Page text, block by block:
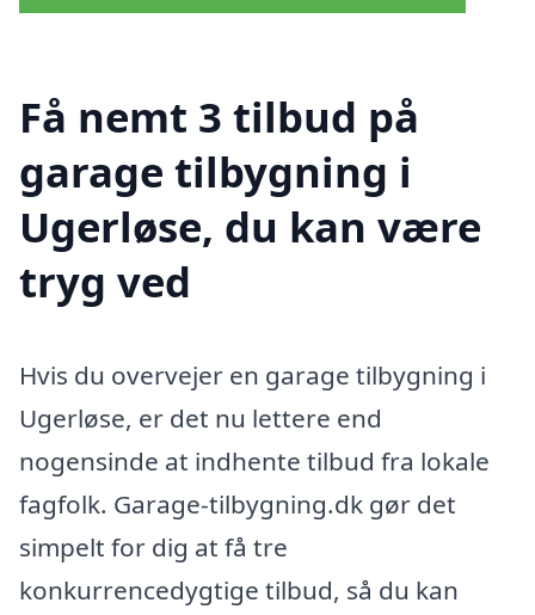
Få nemt 3 tilbud på
garage tilbygning i
Ugerløse, du kan være
tryg ved
Hvis du overvejer en garage tilbygning i
Ugerløse, er det nu lettere end
nogensinde at indhente tilbud fra lokale
fagfolk. Garage-tilbygning.dk gør det
simpelt for dig at få tre
konkurrencedygtige tilbud, så du kan